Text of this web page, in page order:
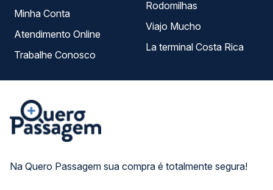
Na Quero Passagem sua compra é totalmente segura!
Minha Conta
Atendimento Online
Trabalhe Conosco
Rodomilhas
Viajo Mucho
La terminal Costa Rica